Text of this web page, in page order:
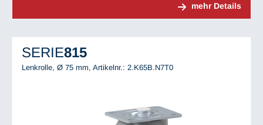
mehr Details
SERIE815
Lenkrolle, Ø 75 mm, Artikelnr.: 2.K65B.N7T0